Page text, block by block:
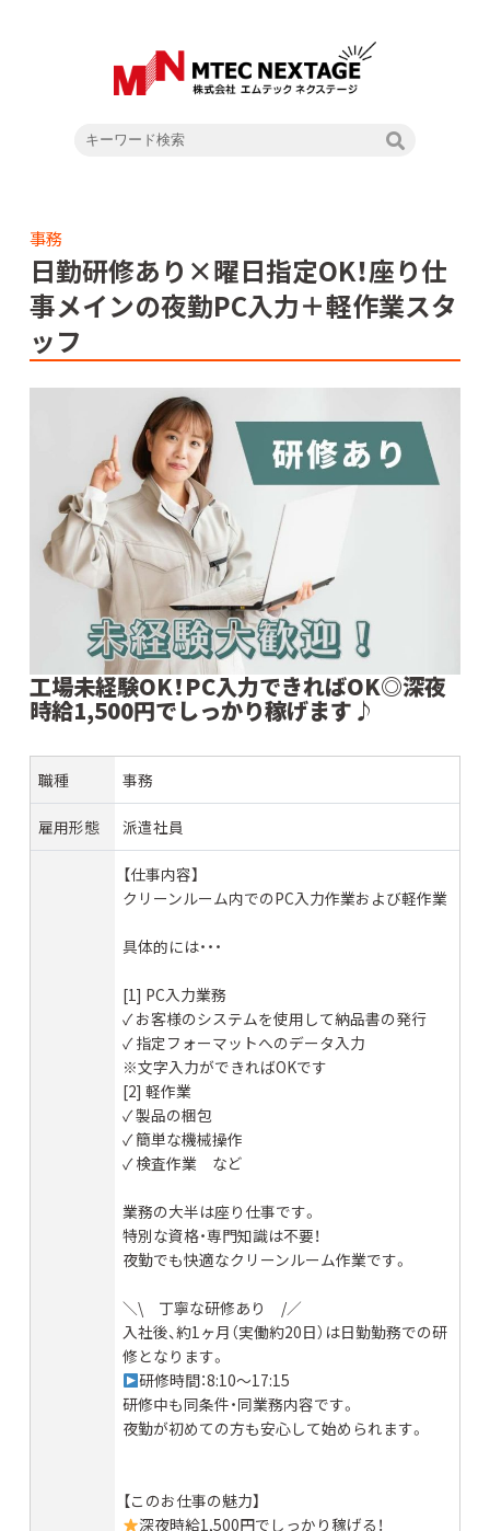
事務
日勤研修あり×曜日指定OK！座り仕
事メインの夜勤PC入力＋軽作業スタ
ッフ
工場未経験OK！PC入力できればOK◎深夜
時給1,500円でしっかり稼げます♪
職種 事務
雇用形態 派遣社員
【仕事内容】
クリーンルーム内でのPC入力作業および軽作業
具体的には・・・
[1] PC入力業務
✓ お客様のシステムを使用して納品書の発行
✓ 指定フォーマットへのデータ入力
※文字入力ができればOKです
[2] 軽作業
✓ 製品の梱包
✓ 簡単な機械操作
✓ 検査作業 など
業務の大半は座り仕事です。
特別な資格・専門知識は不要！
夜勤でも快適なクリーンルーム作業です。
＼\ 丁寧な研修あり /／
入社後、約1ヶ月（実働約20日）は日勤勤務での研
修となります。
研修時間：8:10～17:15
研修中も同条件・同業務内容です。
夜勤が初めての方も安心して始められます。
【このお仕事の魅力】
深夜時給1,500円でしっかり稼げる！